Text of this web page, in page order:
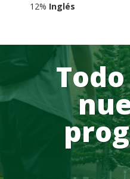
12% Inglés